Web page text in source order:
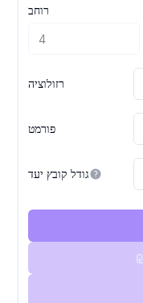
רוחב
רזולוציה
פורמט
גודל קובץ יעד